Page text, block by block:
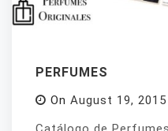
PERFUMES
On August 19, 2015